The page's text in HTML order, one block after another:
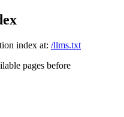
index at: /llms.txt
pages before